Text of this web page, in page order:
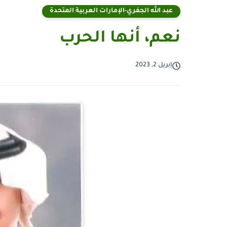
عبد الله الجفري-الإمارات العربية المتحدة
نعم، أنها الحرب
إبريل 2, 2023